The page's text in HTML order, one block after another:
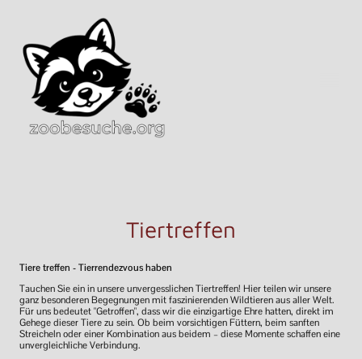
Tiertreffen
Tiere treffen - Tierrendezvous haben
Tauchen Sie ein in unsere unvergesslichen Tiertreffen! Hier teilen wir unsere
ganz besonderen Begegnungen mit faszinierenden Wildtieren aus aller Welt.
Für uns bedeutet "Getroffen", dass wir die einzigartige Ehre hatten, direkt im
Gehege dieser Tiere zu sein. Ob beim vorsichtigen Füttern, beim sanften
Streicheln oder einer Kombination aus beidem – diese Momente schaffen eine
unvergleichliche Verbindung.